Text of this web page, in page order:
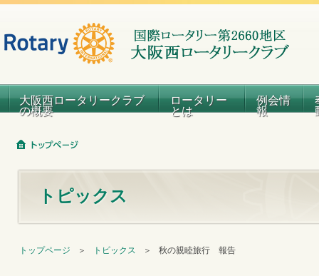
大阪西ロータリークラブ
の概要
ロータリー
とは
例会情
報
トピックス
トップページ ＞ トピックス ＞ 秋の親睦旅行 報告